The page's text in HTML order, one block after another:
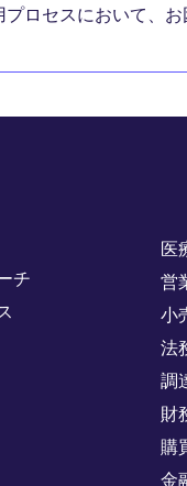
ロセスにおいて、
チ
医
営
小
法
調
財
購
金